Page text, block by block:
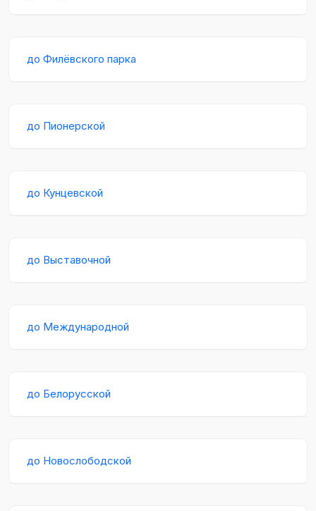
до Филёвского парка
до Пионерской
до Кунцевской
до Выставочной
до Международной
до Белорусской
до Новослободской